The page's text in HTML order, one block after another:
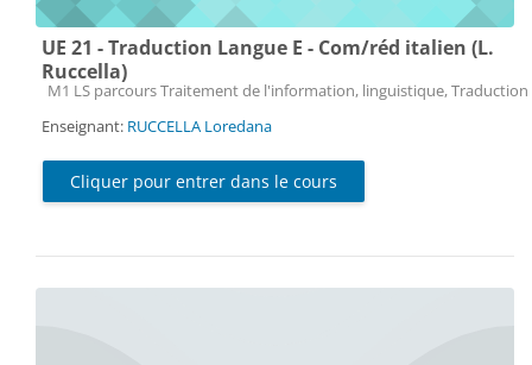
UE 21 - Traduction Langue E - Com/réd italien (L.
Ruccella)
Catégorie de cours
M1 LS parcours Traitement de l'information, linguistique, Traduction
Enseignant: RUCCELLA Loredana
Cliquer pour entrer dans le cours